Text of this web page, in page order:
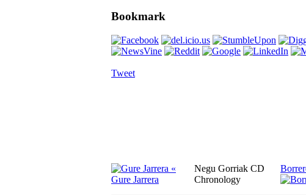
Bookmark
Tweet
«
Gure Jarrera
Negu Gorriak CD
Chronology